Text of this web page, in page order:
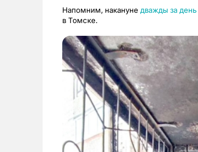
Напомним, накануне дважды за день
в Томске.